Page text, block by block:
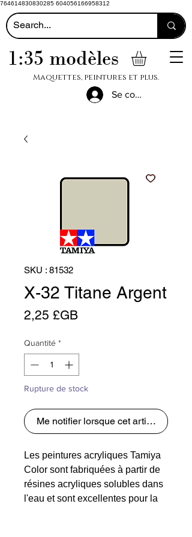
764614830830285 604056166958312
1:35 modèles
Maquettes, peintures et plus.
Se connecter
SKU : 81532
X-32 Titane Argent
2,25 £GBPrix
Quantité *
Rupture de stock
Me notifier lorsque cet article est
Les peintures acryliques Tamiya
Color sont fabriquées à partir de
résines acryliques solubles dans
l'eau et sont excellentes pour la